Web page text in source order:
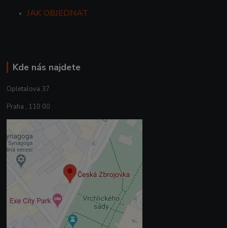
JAK OBJEDNAT
Kde nás najdete
Opletalova 37
Praha , 110 00